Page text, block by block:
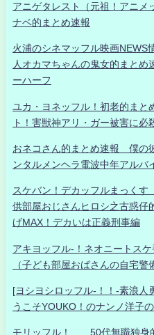
アニゲタレスト（元祖！アニ
ナベ的まとめ速報
火浦のシネマッフル映画NEWS
人オカマちゃんの鬼女的まと
ーハーフ
ユカ・ヨネッフル！初老的まと
ト！害獣神アリ・ガー被害に必
おネコさん的まとめ速報 僕の
ンタルメンヘラ電波中年アルバ
スケバン！デカッフルまっくす
供部屋おじさんヒロシ之古惑仔
げMAX！デカいは正義刑事編
アキヨッフル-！ネオニートス
（子ども部屋おばさんの自宅警
[ヨシヨシロッフル-！！-素浪人
うこそYOUKO！のナンノ洋子
モリッフル！ 50代無職独身